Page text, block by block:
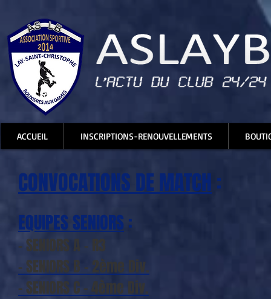
ACCUEIL INSCRIPTIONS-RENOUVELLEMENTS
CONVOCATIONS DE MATCH :
EQUIPES SENIORS :
- SENIORS A - R3
- SENIORS B - 2ème Div.
- SENIORS C - 4ème Div.